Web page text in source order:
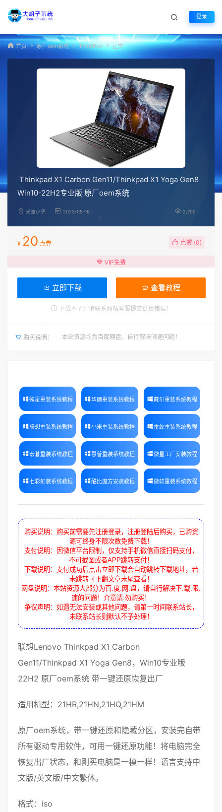
登录
首页 原厂oem系统 ThinkPad 正文
Thinkpad X1 Carbon Gen11/Thinkpad X1 Yoga Gen8
Win10-22H2专业版 原厂oem系统
光速小子 2023-05-16 2,702
¥ 20 点券 点赞 (0)
VIP免费
立即下载 查看教程
下载不了？请联系网站客服提交链接错误！
购买说明： 本站资源均为百度网盘，自行解决限速问题！
微星重装系统教程 华硕重装系统教程 戴尔重装系统教程
联想重装系统教程 小米重装系统教程 雷蛇重装系统教程
宏碁重装系统教程 惠普重装系统教程 微星工厂安装教程
七彩虹装系统教程 酷比魔方安装教程 微软重装系统教程
购买说明：购买前需要先注册登录，注册登陆后购买，已购资
源可终身不限次数免费下载！
支付说明：因微信平台限制，仅支持手机微信直接扫码支付，
不可截图或者APP跳转支付！
下载说明：支付成功后点击立即下载会自动跳转下载地址，若
未跳转可下翻文章末尾查看！
网盘说明：本站资源大部分为百.度.网.盘，请自行解决下.载.限.
速的问题！介意请.勿购买！
争议声明：如遇无法安装或其他问题，请第一时间联系站长，
未联系站长则默认不予处理！
联想Lenovo Thinkpad X1 Carbon
Gen11/Thinkpad X1 Yoga Gen8 ，Win10专业版
22H2 原厂oem系统 带一键还原恢复出厂
适用机型：21HR,21HN,21HQ,21HM
原厂oem系统，带一键还原和隐藏分区 ， 安装完自带
所有驱动专用软件，可用一键还原功能！将电脑完全
恢复出厂状态，和刚买电脑是一模一样！语言支持中
文版/英文版/中文繁体。
格式： iso